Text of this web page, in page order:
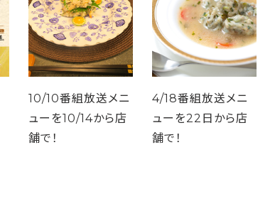
10/10番組放送メニ
ューを10/14から店
舗で！
4/18番組放送メニ
ューを22日から店
舗で！